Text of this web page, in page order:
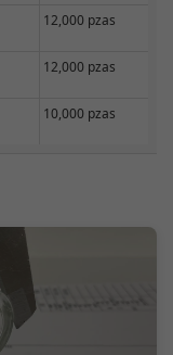
12,000 pzas
12,000 pzas
10,000 pzas